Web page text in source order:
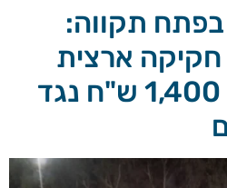
תקווה:
חקיקה ארצית
וקנסות של עד 1,400 ש"ח נגד